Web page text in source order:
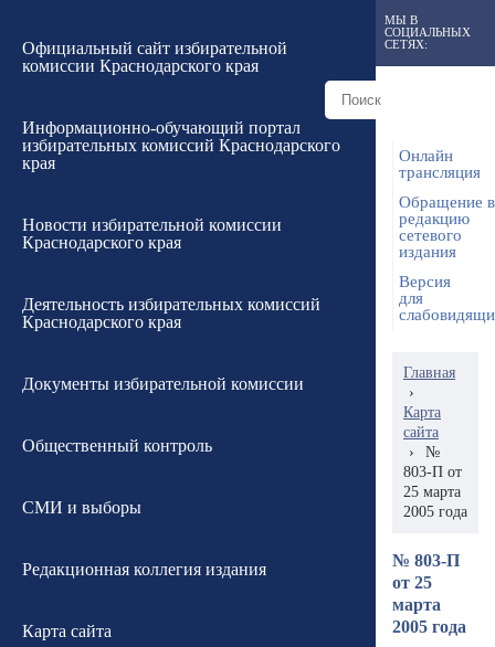
Официальный сайт избирательной
комиссии Краснодарского края
Информационно-обучающий портал
избирательных комиссий Краснодарского
края
Новости избирательной комиссии
Краснодарского края
Деятельность избирательных комиссий
Краснодарского края
Документы избирательной комиссии
Общественный контроль
СМИ и выборы
Редакционная коллегия издания
Карта сайта
МЫ В
СОЦИАЛЬНЫХ
СЕТЯХ:
Онлайн
трансляция
Обращение в
редакцию
сетевого
издания
Версия
для
Главная
›
Карта
сайта
›
№
803-П от
25 марта
2005 года
№ 803-П
от 25
марта
2005 года